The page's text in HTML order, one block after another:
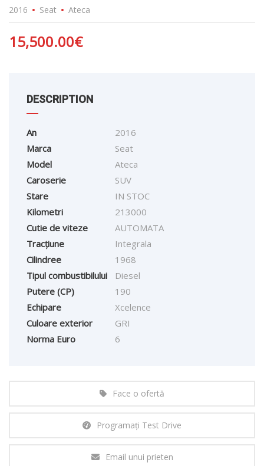
2016 Seat Ateca
15,500.00€
DESCRIPTION
An
2016
Marca
Seat
Model
Ateca
Caroserie
SUV
Stare
IN STOC
Kilometri
213000
Cutie de viteze
AUTOMATA
Tracțiune
Integrala
Cilindree
1968
Tipul combustibilului
Diesel
Putere (CP)
190
Echipare
Xcelence
Culoare exterior
GRI
Norma Euro
6
Face o ofertă
Programați Test Drive
Email unui prieten